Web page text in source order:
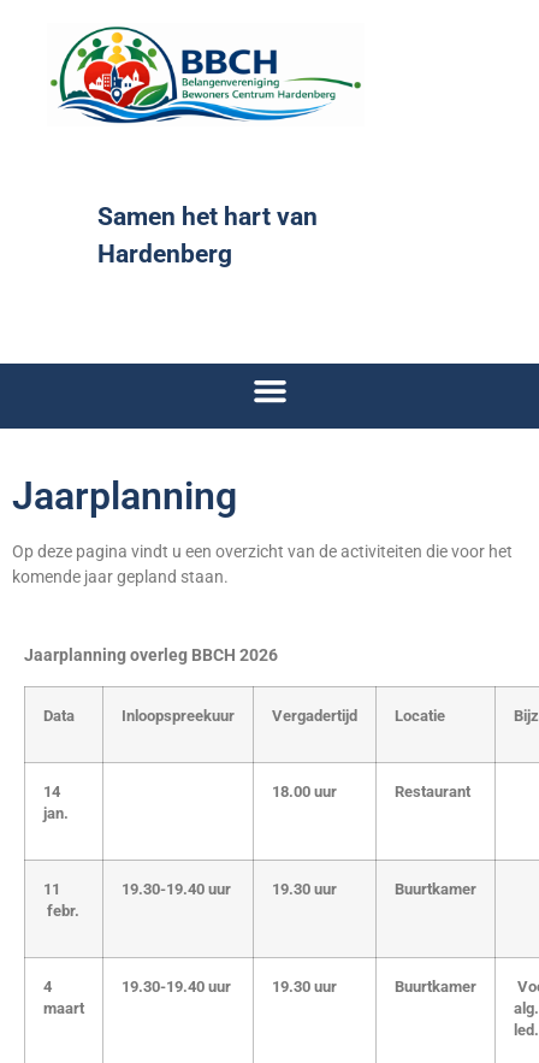
Samen het hart van
Hardenberg
Jaarplanning
Op deze pagina vindt u een overzicht van de activiteiten die voor het
komende jaar gepland staan.
Jaarplanning overleg BBCH 2026
Data Inloopspreekuur Vergadertijd Locatie
14
jan.
18.00 uur Restaurant
11
febr.
19.30-19.40 uur 19.30 uur Buurtkamer
4
maart
19.30-19.40 uur 19.30 uur Buurtkamer
alg.